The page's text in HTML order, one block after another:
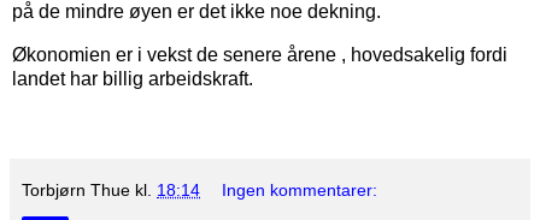
på de mindre øyen er det ikke noe dekning.
Økonomien er i vekst de senere årene , hovedsakelig fordi
landet har billig arbeidskraft.
Torbjørn Thue kl. 18:14 Ingen kommentarer: